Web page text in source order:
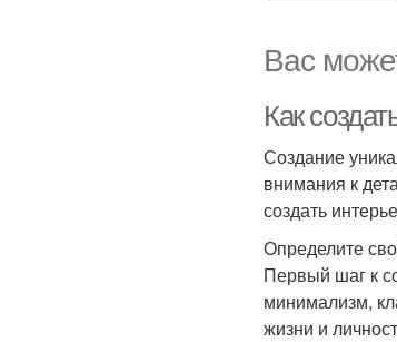
Вас
Как
Создание
внимания к
создать
Определите
Первый шаг к
минимализм,
жизни и